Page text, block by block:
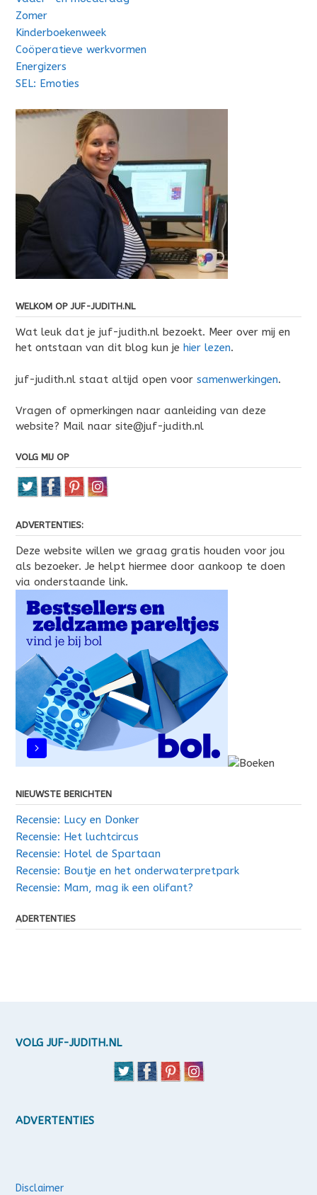
Zomer
Kinderboekenweek
Coöperatieve werkvormen
Energizers
SEL: Emoties
WELKOM OP JUF-JUDITH.NL
Wat leuk dat je juf-judith.nl bezoekt. Meer over mij en
het ontstaan van dit blog kun je hier lezen.
juf-judith.nl staat altijd open voor samenwerkingen.
Vragen of opmerkingen naar aanleiding van deze
website? Mail naar site@juf-judith.nl
VOLG MIJ OP
ADVERTENTIES:
Deze website willen we graag gratis houden voor jou
als bezoeker. Je helpt hiermee door aankoop te doen
via onderstaande link.
NIEUWSTE BERICHTEN
Recensie: Lucy en Donker
Recensie: Het luchtcircus
Recensie: Hotel de Spartaan
Recensie: Boutje en het onderwaterpretpark
Recensie: Mam, mag ik een olifant?
ADERTENTIES
VOLG JUF-JUDITH.NL
ADVERTENTIES
Disclaimer